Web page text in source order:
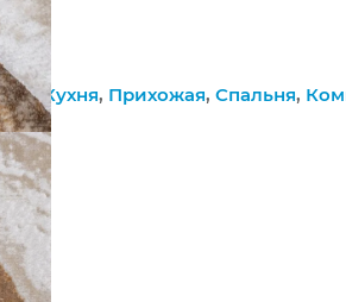
Зал, Кухня, Прихожая, Спальня,